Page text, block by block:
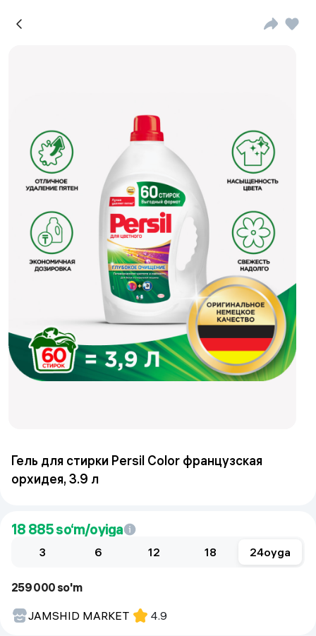
Гель для стирки Persil Color французская
орхидея, 3.9 л
18 885so‘m/oyiga
3 6 12 18 24oyga
259 000 so'm
JAMSHID MARKET
4.9